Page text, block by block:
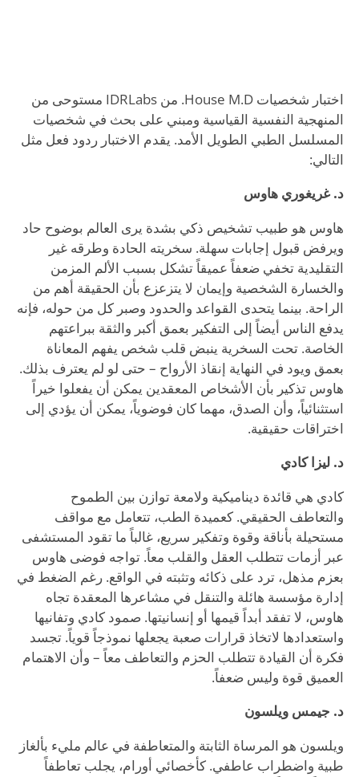
اختبار شخصيات House M.D. من IDRLabs مستوحى من
المنهجية النفسية القياسية ومبني على بحث في شخصيات
المسلسل الطبي الطويل الأمد. يقدم الاختبار ردود فعل مثل
التالي:
د. غريغوري هاوس
هاوس هو طبيب تشخيص ذكي بشدة يرى العالم بوضوح حاد
ويرفض قبول إجابات سهلة. سخريته الحادة وطرقه غير
التقليدية تخفي ضعفاً عميقاً تشكل بسبب الألم المزمن
والخسارة الشخصية وإيمان لا يتزعزع بأن الحقيقة أهم من
الراحة. بينما يتحدى القواعد والحدود وصبر كل من حوله، فإنه
يدفع الناس أيضاً إلى التفكير بعمق أكبر والثقة ببراعتهم
الخاصة. تحت السخرية ينبض قلب شخص يفهم المعاناة
بعمق ويود في النهاية إنقاذ الأرواح – حتى لو لم يعترف بذلك.
هاوس تذكير بأن الأشخاص المعقدين يمكن أن يفعلوا خيراً
استثنائياً، وأن الصدق، مهما كان فوضوياً، يمكن أن يؤدي إلى
اختراقات حقيقية.
د. ليزا كادي
كادي هي قائدة ديناميكية ولامعة توازن بين الطموح
والتعاطف الحقيقي. كعميدة الطب، تتعامل مع مواقف
مستحيلة بأناقة وقوة وتفكير سريع، غالباً ما تقود المستشفى
عبر أزمات تتطلب العقل والقلب معاً. تواجه فوضى هاوس
بعزم مذهل، ترد على ذكائه وتثبته في الواقع. رغم الضغط في
إدارة مؤسسة هائلة والتنقل في مشاعرها المعقدة تجاه
هاوس، لا تفقد أبداً قيمها أو إنسانيتها. صمود كادي وتفانيها
واستعدادها لاتخاذ قرارات صعبة يجعلها نموذجاً قوياً. تجسد
فكرة أن القيادة تتطلب الحزم والتعاطف معاً – وأن الاهتمام
العميق قوة وليس ضعفاً.
د. جيمس ويلسون
ويلسون هو المرساة الثابتة والمتعاطفة في عالم مليء بألغاز
طبية واضطراب عاطفي. كأخصائي أورام، يجلب تعاطفاً